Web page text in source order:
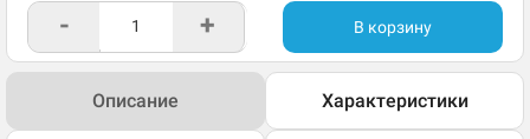
- + В корзину
Описание Характеристики